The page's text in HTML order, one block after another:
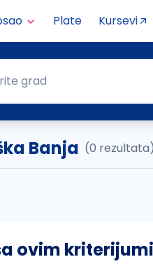
Plate Kursevi
grad
Banja (0 rezultata)
ovim